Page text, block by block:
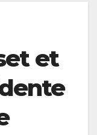
et